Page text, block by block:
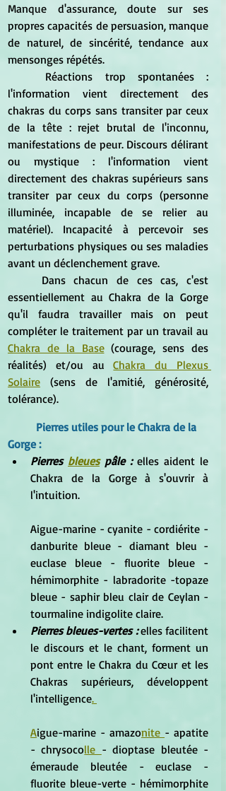
Manque d'assurance, doute sur ses
propres capacités de persuasion, manque
de naturel, de sincérité, tendance aux
mensonges répétés.
l'information vient directement des
chakras du corps sans transiter par ceux
de la tête : rejet brutal de l'inconnu,
manifestations de peur. Discours délirant
ou mystique : l'information vient
directement des chakras supérieurs sans
transiter par ceux du corps (personne
illuminée, incapable de se relier au
matériel). Incapacité à percevoir ses
perturbations physiques ou ses maladies
avant un déclenchement grave.
essentiellement au Chakra de la Gorge
qu'il faudra travailler mais on peut
Chakra de la Base (courage, sens des
réalités) et/ou au Chakra du Plexus
Solaire (sens de l'amitié, générosité,
tolérance).
Pierres utiles pour le Chakra de la
Gorge :
Pierres bleues pâle : elles aident le
Chakra de la Gorge à s'ouvrir à
l'intuition.
Aigue-marine - cyanite - cordiérite -
danburite bleue - diamant bleu -
euclase bleue - fluorite bleue -
hémimorphite - labradorite -topaze
bleue - saphir bleu clair de Ceylan -
tourmaline indigolite claire.
Pierres bleues-vertes : elles facilitent
le discours et le chant, forment un
pont entre le Chakra du Cœur et les
Chakras supérieurs, développent
l'intelligence.
Aigue-marine - amazonite - apatite
- chrysocolle - dioptase bleutée -
émeraude bleutée - euclase -
fluorite bleue-verte - hémimorphite